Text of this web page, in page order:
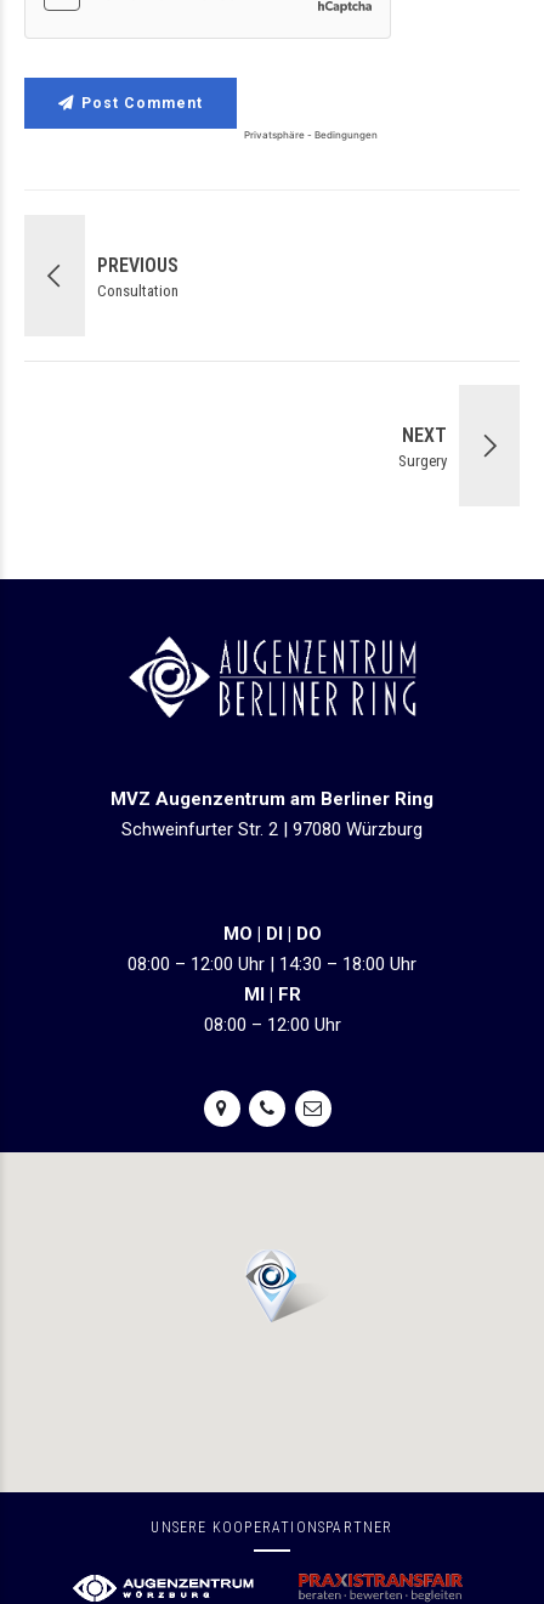
Post Comment
PREVIOUS
Consultation
NEXT
Surgery
MVZ Augenzentrum am Berliner Ring
Schweinfurter Str. 2 | 97080 Würzburg
MO | DI | DO
08:00 – 12:00 Uhr | 14:30 – 18:00 Uhr
MI | FR
08:00 – 12:00 Uhr
UNSERE KOOPERATIONSPARTNER